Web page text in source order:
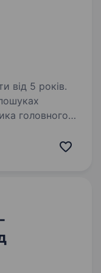
від 5 років.
головного
і аудит»,